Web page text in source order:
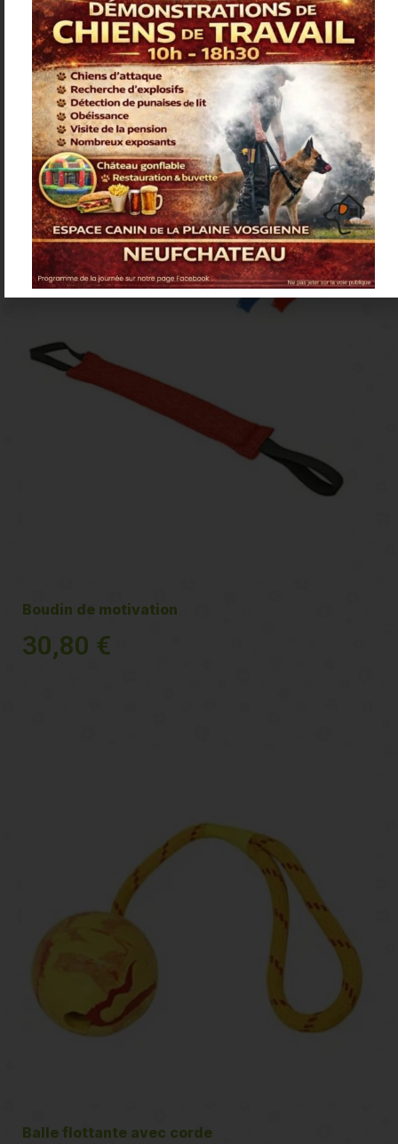
Boudin de rappel 2 poignées
10,99€
Voir plus
Boudin de motivation
30,80 €
Balle flottante avec corde